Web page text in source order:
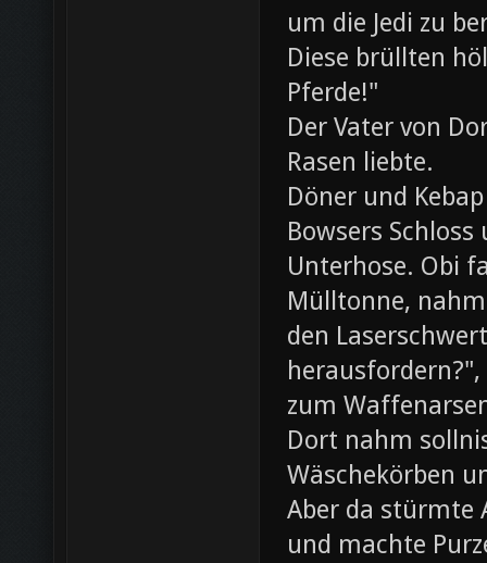
um die Jedi zu
Diese brüllten
Pferde!"
Der Vater von
Rasen liebte.
Döner und
Bowsers
Unterhose. Obi
Mülltonne,
den
zum
Dort nahm
Wäschekörben
Aber da stürmte
und machte